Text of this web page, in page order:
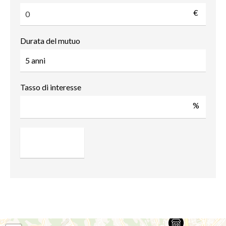
€
Durata del mutuo
Tasso di interesse
%